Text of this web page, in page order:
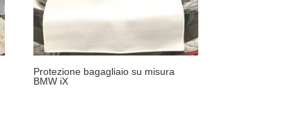
Protezione bagagliaio su misura
BMW iX